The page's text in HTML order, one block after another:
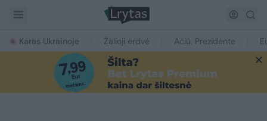
Karas Ukrainoje Žalioji erdvė Ačiū, Prezidente